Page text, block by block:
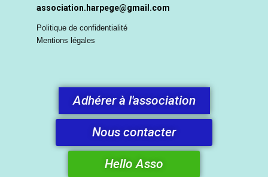
association.harpege@gmail.com
Politique de confidentialité
Mentions légales
Adhérer à l'association
Nous contacter
Hello Asso